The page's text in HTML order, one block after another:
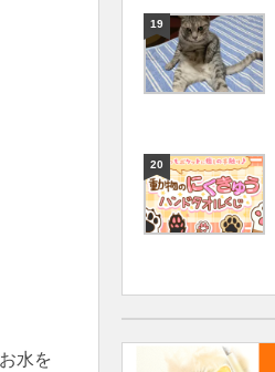
水を
19
20